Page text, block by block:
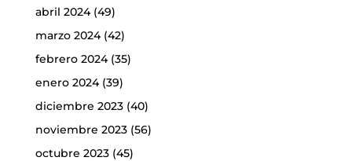
abril 2024(49)
marzo 2024(42)
febrero 2024(35)
enero 2024(39)
diciembre 2023(40)
noviembre 2023(56)
octubre 2023(45)